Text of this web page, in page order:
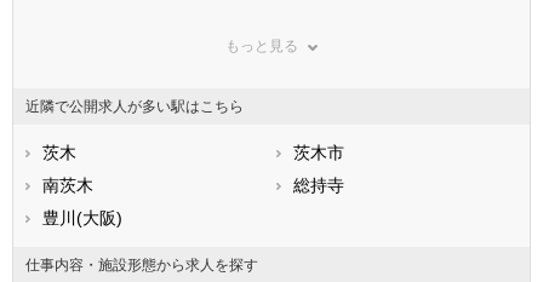
神奈川県
石川県
福井県
静岡県
滋賀県
兵庫県
もっと見る
近隣で公開求人が多い駅はこちら
茨木
茨木市
南茨木
総持寺
豊川(大阪)
仕事内容・施設形態から求人を探す